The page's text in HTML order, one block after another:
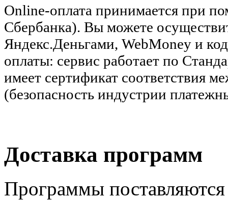
Online-оплата принимается при
Сбербанка). Вы можете
Яндекс.Деньгами, WebMoney и
оплаты: сервис работает по
имеет сертификат соответствия
(безопасность индустрии
Доставка программ
Программы